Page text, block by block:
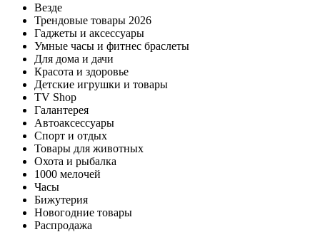
Везде
Трендовые товары 2026
Гаджеты и аксессуары
Умные часы и фитнес браслеты
Для дома и дачи
Красота и здоровье
Детские игрушки и товары
TV Shop
Галантерея
Автоаксессуары
Спорт и отдых
Товары для животных
Охота и рыбалка
1000 мелочей
Часы
Бижутерия
Новогодние товары
Распродажа